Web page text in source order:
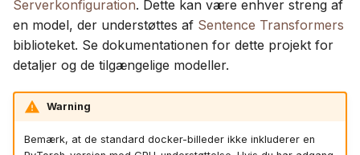
Serverkonfiguration. Dette kan være enhver streng af
en model, der understøttes af Sentence Transformers
biblioteket. Se dokumentationen for dette projekt for
detaljer og de tilgængelige modeller.
Warning
Bemærk, at de standard docker-billeder ikke inkluderer en